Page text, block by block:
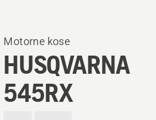
Motorne kose
HUSQVARNA
545RX